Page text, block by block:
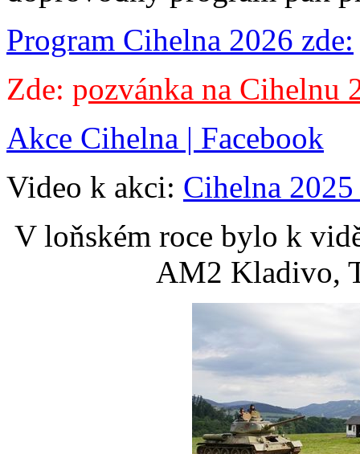
Program Cihelna 2026 zde:
Zde: pozvánka na Cihelnu
Akce Cihelna | Facebook
Video k akci: Cihelna
V loňském roce bylo k
AM2 Kladivo,